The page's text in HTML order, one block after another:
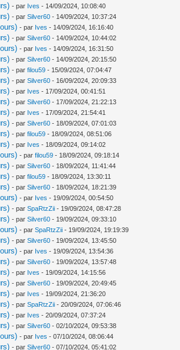
- par Ives - 14/09/2024, 10:08:40
- parSilver60 - 14/09/2024, 10:37:24
- par Ives - 14/09/2024, 16:16:40
- parSilver60 - 14/09/2024, 10:44:02
- par Ives - 14/09/2024, 16:31:50
- parSilver60 - 14/09/2024, 20:15:50
- parfilou59 - 15/09/2024, 07:04:47
- parSilver60 - 16/09/2024, 20:09:33
- par Ives - 17/09/2024, 00:41:51
- parSilver60 - 17/09/2024, 21:22:13
- par Ives - 17/09/2024, 21:54:41
- parSilver60 - 18/09/2024, 07:01:03
- parfilou59 - 18/09/2024, 08:51:06
- par Ives - 18/09/2024, 09:14:02
- parfilou59 - 18/09/2024, 09:18:14
- parSilver60 - 18/09/2024, 11:41:44
- parfilou59 - 18/09/2024, 13:30:11
- parSilver60 - 18/09/2024, 18:21:39
- par Ives - 19/09/2024, 00:54:50
- parSpaRtzZii - 19/09/2024, 08:47:28
- parSilver60 - 19/09/2024, 09:33:10
- parSpaRtzZii - 19/09/2024, 19:19:39
- parSilver60 - 19/09/2024, 13:45:50
- par Ives - 19/09/2024, 13:54:36
- parSilver60 - 19/09/2024, 13:57:48
- par Ives - 19/09/2024, 14:15:56
- parSilver60 - 19/09/2024, 20:49:45
- par Ives - 19/09/2024, 21:36:20
- parSpaRtzZii - 20/09/2024, 07:06:46
- par Ives - 20/09/2024, 07:37:24
- parSilver60 - 02/10/2024, 09:53:38
- par Ives - 07/10/2024, 08:06:44
- parSilver60 - 07/10/2024, 05:41:02